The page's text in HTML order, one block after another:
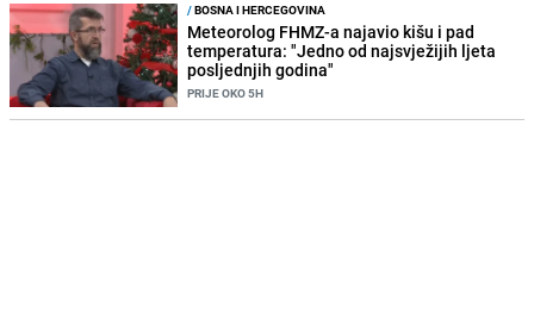
/BOSNA I HERCEGOVINA
Meteorolog FHMZ-a najavio kišu i pad
temperatura: "Jedno od najsvježijih ljeta
posljednjih godina"
PRIJE OKO 5H